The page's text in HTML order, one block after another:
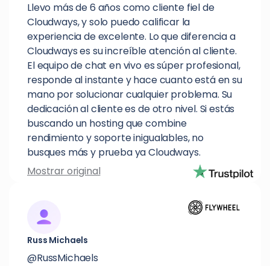
Llevo más de 6 años como cliente fiel de
Cloudways, y solo puedo calificar la
experiencia de excelente. Lo que diferencia a
Cloudways es su increíble atención al cliente.
El equipo de chat en vivo es súper profesional,
responde al instante y hace cuanto está en su
mano por solucionar cualquier problema. Su
dedicación al cliente es de otro nivel. Si estás
buscando un hosting que combine
rendimiento y soporte inigualables, no
busques más y prueba ya Cloudways.
Mostrar original
Russ Michaels
@RussMichaels